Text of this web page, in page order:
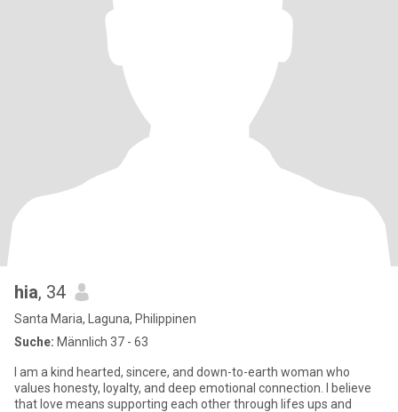
hia, 34
Santa Maria, Laguna, Philippinen
Suche: Männlich 37 - 63
I am a kind hearted, sincere, and down-to-earth woman who
values honesty, loyalty, and deep emotional connection. I believe
that love means supporting each other through lifes ups and